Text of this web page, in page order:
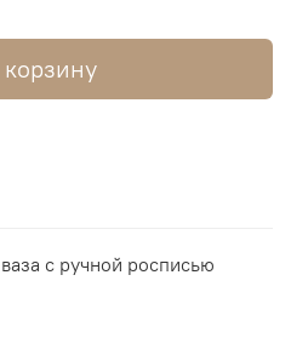
с ручной росписью